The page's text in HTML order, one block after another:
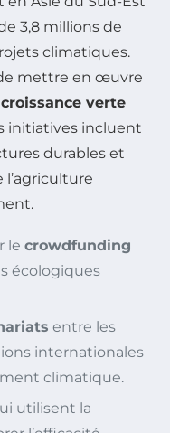
3,8 millions de
climatiques.
mettre en œuvre
croissance verte
initiatives incluent
durables et
l’agriculture
le crowdfunding
écologiques
entre les
internationales
climatique.
utilisent la